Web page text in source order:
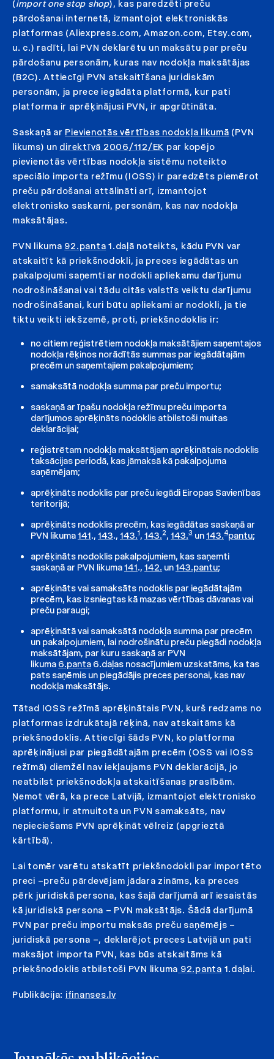
(import one stop shop), kas paredzēti preču
pārdošanai internetā, izmantojot elektroniskās
platformas (Aliexpress.com, Amazon.com, Etsy.com,
u. c.) radīti, lai PVN deklarētu un maksātu par preču
pārdošanu personām, kuras nav nodokļa maksātājas
(B2C). Attiecīgi PVN atskaitīšana juridiskām
personām, ja prece iegādāta platformā, kur pati
platforma ir aprēķinājusi PVN, ir apgrūtināta.
Saskaņā ar Pievienotās vērtības nodokļa likumā (PVN
likums) un direktīvā 2006/112/EK par kopējo
pievienotās vērtības nodokļa sistēmu noteikto
speciālo importa režīmu (IOSS) ir paredzēts piemērot
preču pārdošanai attālināti arī, izmantojot
elektronisko saskarni, personām, kas nav nodokļa
maksātājas.
PVN likuma 92.panta 1.daļā noteikts, kādu PVN var
atskaitīt kā priekšnodokli, ja preces iegādātas un
pakalpojumi saņemti ar nodokli apliekamu darījumu
nodrošināšanai vai tādu citās valstīs veiktu darījumu
nodrošināšanai, kuri būtu apliekami ar nodokli, ja tie
tiktu veikti iekšzemē, proti, priekšnodoklis ir:
no citiem reģistrētiem nodokļa maksātājiem saņemtajos
nodokļa rēķinos norādītās summas par iegādātajām
precēm un saņemtajiem pakalpojumiem;
samaksātā nodokļa summa par preču importu;
saskaņā ar īpašu nodokļa režīmu preču importa
darījumos aprēķināts nodoklis atbilstoši muitas
deklarācijai;
reģistrētam nodokļa maksātājam aprēķinātais nodoklis
taksācijas periodā, kas jāmaksā kā pakalpojuma
saņēmējam;
aprēķināts nodoklis par preču iegādi Eiropas Savienības
teritorijā;
aprēķināts nodoklis precēm, kas iegādātas saskaņā ar
PVN likuma141., 143., 143.1, 143.2, 143.3 un143.4pantu;
aprēķināts nodoklis pakalpojumiem, kas saņemti
saskaņā ar PVN likuma141., 142. un143.pantu;
aprēķināts vai samaksāts nodoklis par iegādātajām
precēm, kas izsniegtas kā mazas vērtības dāvanas vai
preču paraugi;
aprēķinātā vai samaksātā nodokļa summa par precēm
un pakalpojumiem, lai nodrošinātu preču piegādi nodokļa
maksātājam, par kuru saskaņā ar PVN
likuma 6.panta 6.daļas nosacījumiem uzskatāms, ka tas
pats saņēmis un piegādājis preces personai, kas nav
nodokļa maksātājs.
Tātad IOSS režīmā aprēķinātais PVN, kurš redzams no
platformas izdrukātajā rēķinā, nav atskaitāms kā
priekšnodoklis. Attiecīgi šāds PVN, ko platforma
aprēķinājusi par piegādātajām precēm (OSS vai IOSS
režīmā) diemžēl nav iekļaujams PVN deklarācijā, jo
neatbilst priekšnodokļa atskaitīšanas prasībām.
Ņemot vērā, ka prece Latvijā, izmantojot elektronisko
platformu, ir atmuitota un PVN samaksāts, nav
nepieciešams PVN aprēķināt vēlreiz (apgrieztā
kārtībā).
Lai tomēr varētu atskatīt priekšnodokli par importēto
preci –preču pārdevējam jādara zināms, ka preces
pērk juridiskā persona, kas šajā darījumā arī iesaistās
kā juridiskā persona – PVN maksātājs. Šādā darījumā
PVN par preču importu maksās preču saņēmējs –
juridiskā persona –, deklarējot preces Latvijā un pati
maksājot importa PVN, kas būs atskaitāms kā
priekšnodoklis atbilstoši PVN likuma 92.panta 1.daļai.
Publikācija: ifinanses.lv